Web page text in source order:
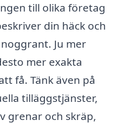
till olika företag
din häck och
Ju mer
mer exakta
få. Tänk även på
tilläggstjänster,
grenar och skräp,